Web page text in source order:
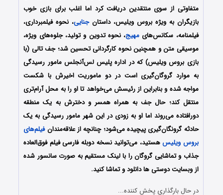
متفاوتی از سوی منتقدین دریافت کرد اما اغلب برای بازی خوب
بازیگران به ویژه بروس ویلیس، داستانجنایی، نحوه فیلمبرداری،
فیلمنامه، سکانس‌های مهیج، نحوه تدوین و تولید، جلوه‌های ویژه،
موسیقی متن و همچنین نحوه کارگردانی تحسین شد؛ جف تالی (با
بازی بروس ویلیس) که در اداره پلیس لس‌آنجلس مامور رسیدگی
به موارد گروگان‌گیری است در دو ماموریت اخیرش با شکست
مواجه شده و بنابراین از رئیسش می‌خواهد تا او را به محل آرام‌تری
منتقل کند؛ حال جف به همراه همسر و دخترش به یک منطقه
دورافتاده می‌روند اما او به زودی در این شهر مامور رسیدگی به یک
حادثه گرونگان‌گیری پیچیده می‌شود؛ چنانچه از علاقه‌مندانفیلم‌های
بروس ویلیسهستید، می‌توانید نسخه دوبله فارسی فیلم فوق‌العاده
جذاب و تماشایی گروگان را با لینک مستقیم به صورت سانسور شده
از وبسایت دوستی ها دانلود و تماشا کنید.
در حال بارگذاری پخش کننده...